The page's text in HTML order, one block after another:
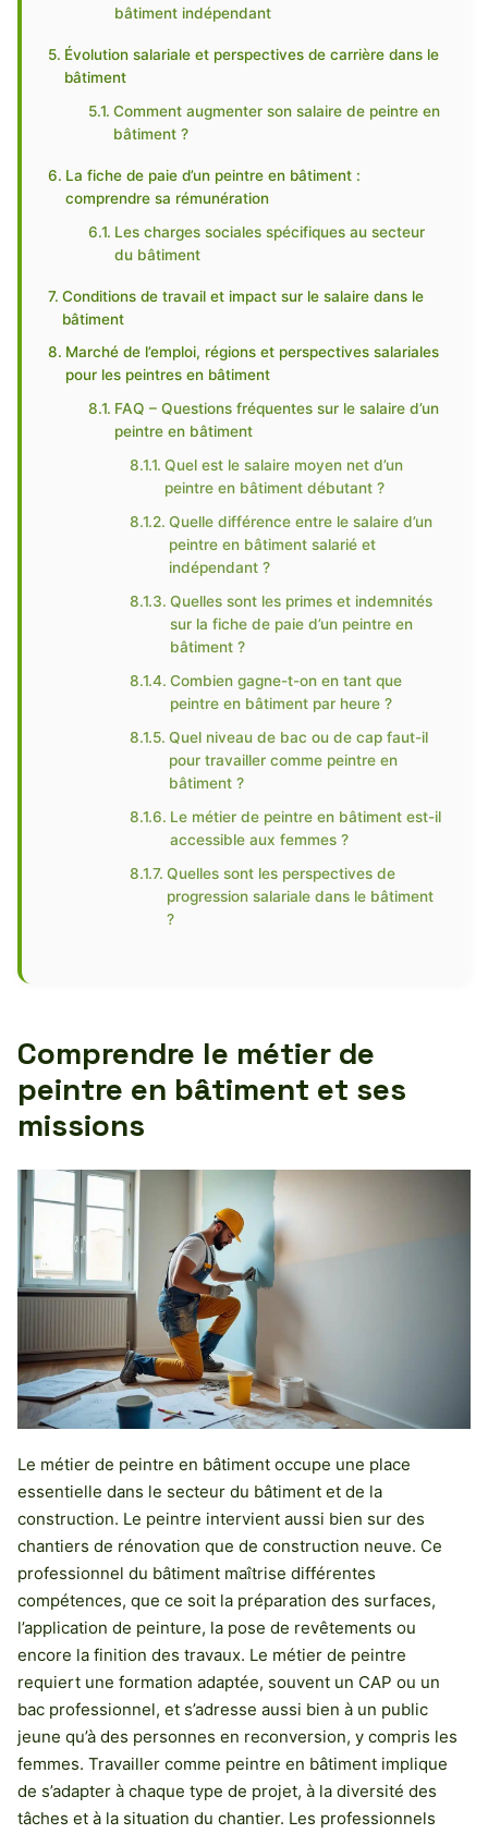
bâtiment indépendant
Évolution salariale et perspectives de carrière dans le
bâtiment
Comment augmenter son salaire de peintre en
bâtiment ?
La fiche de paie d’un peintre en bâtiment :
comprendre sa rémunération
Les charges sociales spécifiques au secteur
du bâtiment
Conditions de travail et impact sur le salaire dans le
bâtiment
Marché de l’emploi, régions et perspectives salariales
pour les peintres en bâtiment
FAQ – Questions fréquentes sur le salaire d’un
peintre en bâtiment
Quel est le salaire moyen net d’un
peintre en bâtiment débutant ?
Quelle différence entre le salaire d’un
peintre en bâtiment salarié et
indépendant ?
Quelles sont les primes et indemnités
sur la fiche de paie d’un peintre en
bâtiment ?
Combien gagne-t-on en tant que
peintre en bâtiment par heure ?
Quel niveau de bac ou de cap faut-il
pour travailler comme peintre en
bâtiment ?
Le métier de peintre en bâtiment est-il
accessible aux femmes ?
Quelles sont les perspectives de
progression salariale dans le bâtiment
?
Comprendre le métier de
peintre en bâtiment et ses
missions
Le métier de peintre en bâtiment occupe une place
essentielle dans le secteur du bâtiment et de la
construction. Le peintre intervient aussi bien sur des
chantiers de rénovation que de construction neuve. Ce
professionnel du bâtiment maîtrise différentes
compétences, que ce soit la préparation des surfaces,
l’application de peinture, la pose de revêtements ou
encore la finition des travaux. Le métier de peintre
requiert une formation adaptée, souvent un CAP ou un
bac professionnel, et s’adresse aussi bien à un public
jeune qu’à des personnes en reconversion, y compris les
femmes. Travailler comme peintre en bâtiment implique
de s’adapter à chaque type de projet, à la diversité des
tâches et à la situation du chantier. Les professionnels